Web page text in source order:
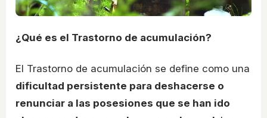
¿Qué es el Trastorno de acumulación?
El Trastorno de acumulación se define como una
dificultad persistente para deshacerse o
renunciar a las posesiones que se han ido